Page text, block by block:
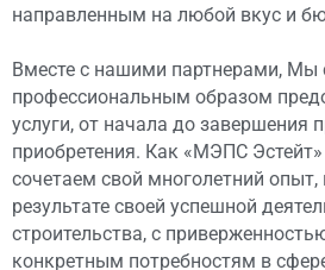
направленным на любой вкус и
Вместе с нашими партнерами,
профессиональным образом
услуги, от начала до завершения
приобретения. Как «МЭПС
сочетаем свой многолетний
результате своей успешной
строительства, с
конкретным потребностям в